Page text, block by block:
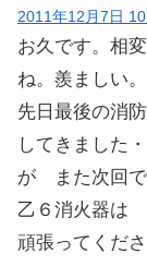
2011年12月7日
お久です。相
ね。羨ましい。
先日最後の消
してきました・
が また次回で
乙６消火器は
頑張ってくださ